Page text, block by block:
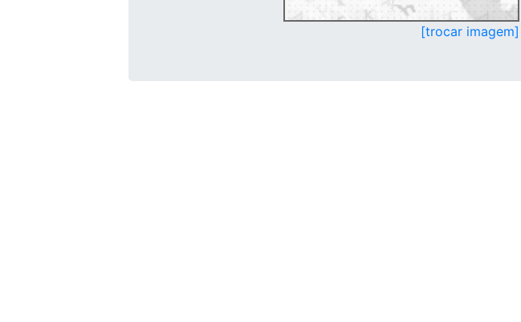
[trocar imagem]